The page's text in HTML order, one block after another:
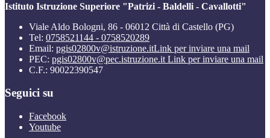
Istituto Istruzione Superiore "Patrizi - Baldelli - Cavallotti"
Viale Aldo Bologni, 86 - 06012 Città di Castello (PG)
Tel: 0758521144 - 0758520289
Email: pgis02800v@istruzione.itLink per inviare una mail
PEC: pgis02800v@pec.istruzione.it Link per inviare una mail
C.F.: 90022390547
Seguici su
Facebook
Youtube